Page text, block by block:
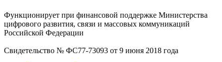
Функционирует при финансовой поддержке Министерства
цифрового развития, связи и массовых коммуникаций
Российской Федерации
Свидетельство № ФС77-73093 от 9 июня 2018 года